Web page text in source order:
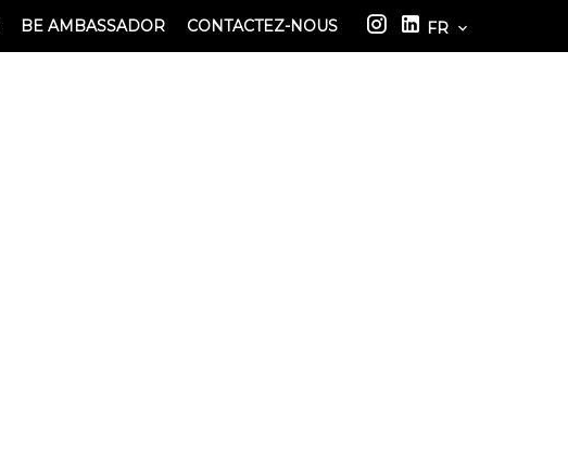
FR
BE AMBASSADOR CONTACTEZ-NOUS